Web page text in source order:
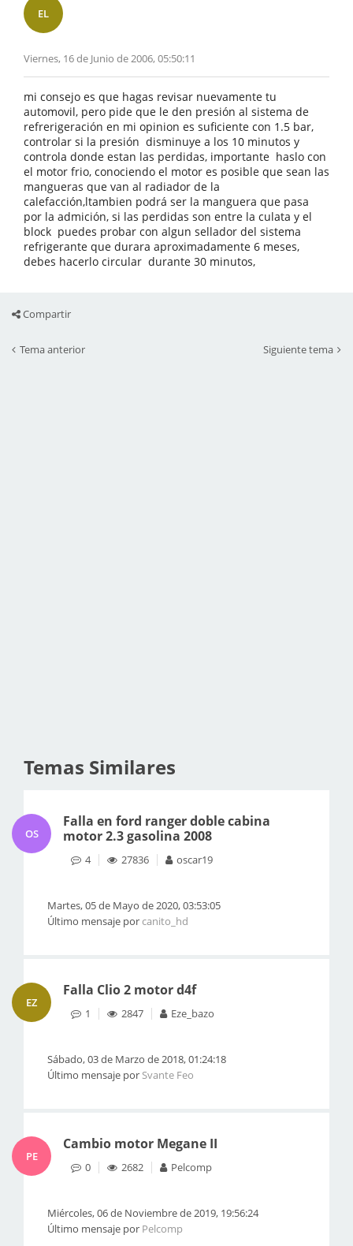
EL
Viernes, 16 de Junio de 2006, 05:50:11
mi consejo es que hagas revisar nuevamente tu
automovil, pero pide que le den presión al sistema de
refrerigeración en mi opinion es suficiente con 1.5 bar,
controlar si la presión disminuye a los 10 minutos y
controla donde estan las perdidas, importante haslo con
el motor frio, conociendo el motor es posible que sean las
mangueras que van al radiador de la
calefacción,ltambien podrá ser la manguera que pasa
por la admición, si las perdidas son entre la culata y el
block puedes probar con algun sellador del sistema
refrigerante que durara aproximadamente 6 meses,
debes hacerlo circular durante 30 minutos,
Compartir
Tema anterior Siguiente tema
Temas Similares
OS
Falla en ford ranger doble cabina
motor 2.3 gasolina 2008
4 27836 oscar19
Martes, 05 de Mayo de 2020, 03:53:05
Último mensaje porcanito_hd
EZ
Falla Clio 2 motor d4f
1 2847 Eze_bazo
Sábado, 03 de Marzo de 2018, 01:24:18
Último mensaje por Svante Feo
PE
Cambio motor Megane II
0 2682 Pelcomp
Miércoles, 06 de Noviembre de 2019, 19:56:24
Último mensaje por Pelcomp